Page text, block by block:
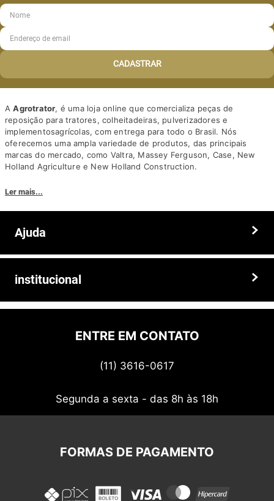
CADASTRAR
AAgrotrator, é uma loja online que comercializa peças de
reposição para tratores, colheitadeiras, pulverizadores e
implementosagrícolas, com entrega para todo o Brasil. Nós
oferecemos uma ampla variedade de produtos, das principais
marcas do mercado, como Valtra, Massey Ferguson, Case, New
Holland Agriculture e New Holland Construction.
competitivos. Nós também oferecemos um atendimento
personalizado, com equipe de profissionais altamente capacitados
Somos a solução ideal para quem busca peças e acessórios agrícolas
Ler mais...
Ajuda
Prazos e entregas
institucional
Quem somos
Politica de privacidadeENTRE EM CONTATO
(11) 3616-0617
Segunda a sexta - das 8h às 18h
FORMAS DE PAGAMENTO